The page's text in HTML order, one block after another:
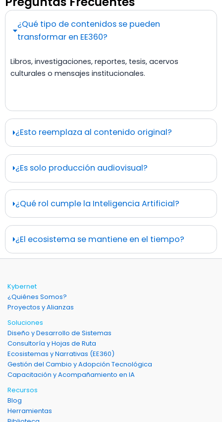
¿Qué tipo de contenidos se pueden
transformar en EE360?
Libros, investigaciones, reportes, tesis, acervos
culturales o mensajes institucionales.
¿Esto reemplaza al contenido original?
¿Es solo producción audiovisual?
¿Qué rol cumple la Inteligencia Artificial?
¿El ecosistema se mantiene en el tiempo?
Kybernet
¿Quiénes Somos?
Proyectos y Alianzas
Soluciones
Diseño y Desarrollo de Sistemas
Consultoría y Hojas de Ruta
Ecosistemas y Narrativas (EE360)
Gestión del Cambio y Adopción Tecnológica
Capacitación y Acompañamiento en IA
Recursos
Blog
Herramientas